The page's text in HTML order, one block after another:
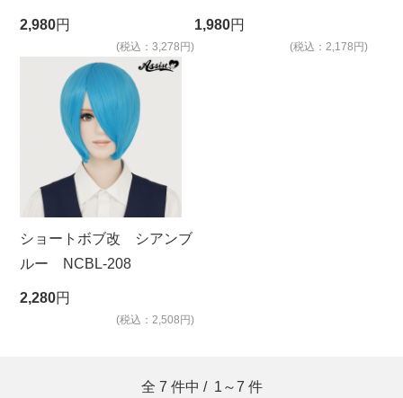
2,980円
(税込：3,278円)
1,980円
(税込：2,178円)
ショートボブ改 シアンブ
ルー NCBL-208
2,280円
(税込：2,508円)
全 7 件中 / 1～7 件